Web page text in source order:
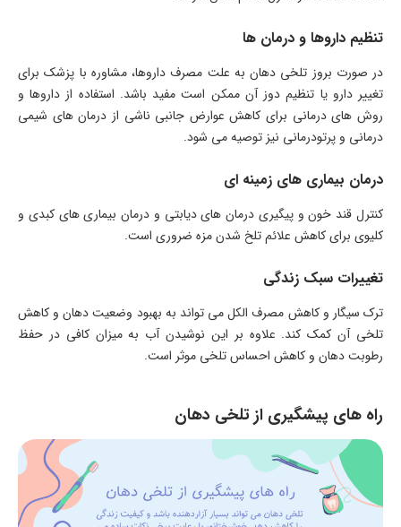
تنظیم داروها و درمان ها
در صورت بروز تلخی دهان به علت مصرف داروها، مشاوره با پزشک برای
تغییر دارو یا تنظیم دوز آن ممکن است مفید باشد. استفاده از داروها و
روش های درمانی برای کاهش عوارض جانبی ناشی از درمان های شیمی
درمانی و پرتودرمانی نیز توصیه می شود.
درمان بیماری های زمینه ای
کنترل قند خون و پیگیری درمان های دیابتی و درمان بیماری های کبدی و
کلیوی برای کاهش علائم تلخ شدن مزه ضروری است.
تغییرات سبک زندگی
ترک سیگار و کاهش مصرف الکل می تواند به بهبود وضعیت دهان و کاهش
تلخی آن کمک کند. علاوه بر این نوشیدن آب به میزان کافی در حفظ
رطوبت دهان و کاهش احساس تلخی موثر است.
راه های پیشگیری از تلخی دهان